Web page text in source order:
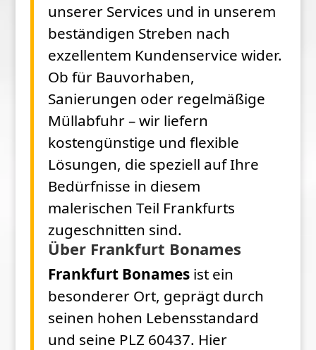
unserer Services und in unserem
beständigen Streben nach
exzellentem Kundenservice wider.
Ob für Bauvorhaben,
Sanierungen oder regelmäßige
Müllabfuhr – wir liefern
kostengünstige und flexible
Lösungen, die speziell auf Ihre
Bedürfnisse in diesem
malerischen Teil Frankfurts
zugeschnitten sind.
Über Frankfurt Bonames
Frankfurt Bonamesist ein
besonderer Ort, geprägt durch
seinen hohen Lebensstandard
und seine PLZ 60437. Hier